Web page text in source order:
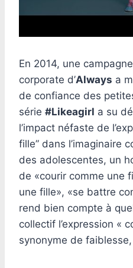
En 2014, une
corporate d’Always a
de confiance des
série #Likeagirl a su
l’impact néfaste de
fille” dans l’imaginaire
des adolescentes, un
de «courir comme une
une fille», «se battre
rend bien compte à
collectif l’expression «
synonyme de